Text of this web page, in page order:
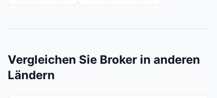
Vergleichen Sie Broker in anderen
Ländern